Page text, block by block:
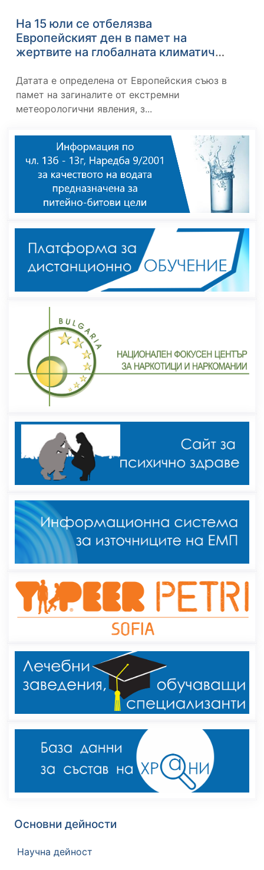
На 15 юли се отбелязва
Европейският ден в памет на
жертвите на глобалната климатична
Датата е определена от Европейския съюз в
памет на загиналите от екстремни
метеорологични явления, з...
Основни дейности
Научна дейност